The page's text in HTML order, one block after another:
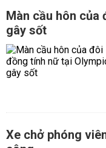
Màn cầu hôn của
gây sốt
Xe chở phóng